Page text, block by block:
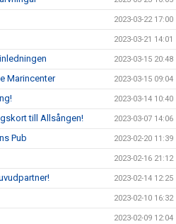
2023-03-22 17:00
2023-03-21 14:01
2023-03-15 20:48
Marincenter 2023-03-15 09:04
2023-03-14 10:40
till Allsången! 2023-03-07 14:06
Pub 2023-02-20 11:39
2023-02-16 21:12
2023-02-14 12:25
2023-02-10 16:32
2023-02-09 12:04